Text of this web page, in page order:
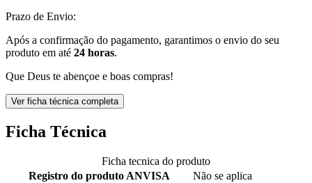
Prazo de Envio:
Após a confirmação do pagamento, garantimos o envio do seu
produto em até 24 horas.
Que Deus te abençoe e boas compras!
Ver ficha técnica completa
Ficha Técnica
Ficha tecnica do produto
Registro do produto ANVISA
Não se aplica